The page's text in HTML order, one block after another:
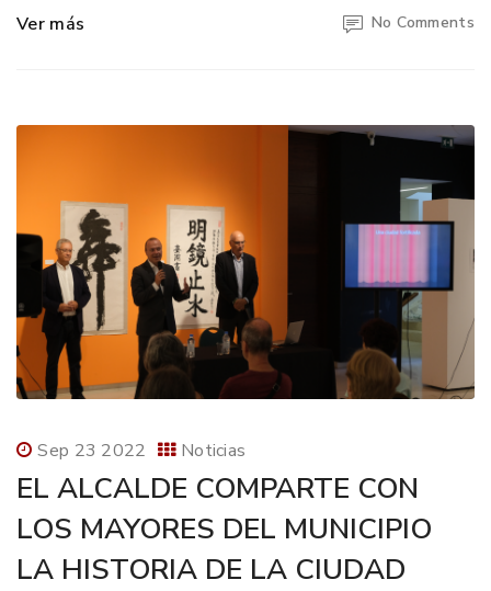
Ver más No Comments
Sep 23 2022 Noticias
EL ALCALDE COMPARTE CON
LOS MAYORES DEL MUNICIPIO
LA HISTORIA DE LA CIUDAD